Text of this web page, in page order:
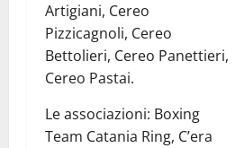
Artigiani, Cereo
Pizzicagnoli, Cereo
Bettolieri, Cereo Panettieri,
Cereo Pastai.
Le associazioni: Boxing
Team Catania Ring, C’era